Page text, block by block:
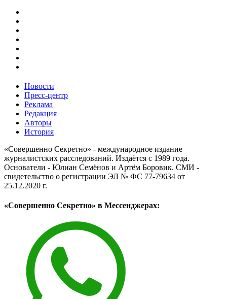
Новости
Пресс-центр
Реклама
Редакция
Авторы
История
«Совершенно Секретно» - международное издание
журналистских расследований. Издаётся с 1989 года.
Основатели - Юлиан Семёнов и Артём Боровик. CМИ -
свидетельство о регистрации ЭЛ № ФС 77-79634 от
25.12.2020 г.
«Совершенно Секретно» в Мессенджерах: